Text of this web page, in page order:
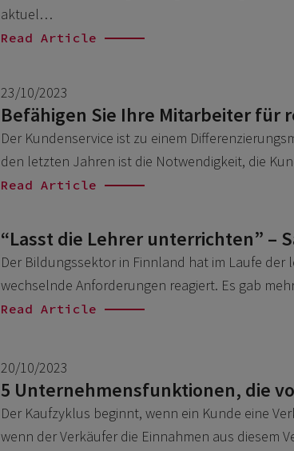
aktuel…
Read Article
23/10/2023
Befähigen Sie Ihre Mitarbeiter für
Der Kundenservice ist zu einem
den letzten Jahren ist die Notwendigkeit, die
Read Article
“Lasst die Lehrer unterrichten” –
Der Bildungssektor in Finnland hat im Laufe der
wechselnde Anforderungen reagiert. Es gab
Read Article
20/10/2023
5 Unternehmensfunktionen, die
Der Kaufzyklus beginnt, wenn ein Kunde eine
wenn der Verkäufer die Einnahmen aus diesem